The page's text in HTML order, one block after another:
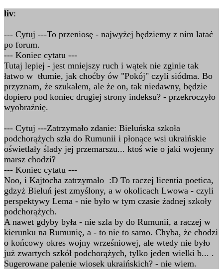
liv:
--- Cytuj ---To przeniosę - najwyżej będziemy z nim latać
po forum.
--- Koniec cytatu ---
Tutaj lepiej - jest mniejszy ruch i wątek nie zginie tak
łatwo w tłumie, jak choćby ów "Pokój" czyli siódma. Bo
przyznam, że szukałem, ale że on, tak niedawny, będzie
dopiero pod koniec drugiej strony indeksu? - przekroczyło
wyobraźnię.
--- Cytuj ---Zatrzymało zdanie: Bieluńska szkoła
podchorążych szła do Rumunii i płonące wsi ukraińskie
oświetlały ślady jej przemarszu... ktoś wie o jaki wojenny
marsz chodzi?
--- Koniec cytatu ---
Noo, i Kajtocha zatrzymało :D To raczej licentia poetica,
gdzyż Bieluń jest zmyślony, a w okolicach Lwowa - czyli
perspektywy Lema - nie było w tym czasie żadnej szkoły
podchorążych.
A nawet gdyby była - nie szla by do Rumunii, a raczej w
kierunku na Rumunię, a - to nie to samo. Chyba, że chodzi
o końcowy okres wojny wrześniowej, ale wtedy nie było
już zwartych szkół podchorążych, tylko jeden wielki b... .
Sugerowane palenie wiosek ukraińskich? - nie wiem.